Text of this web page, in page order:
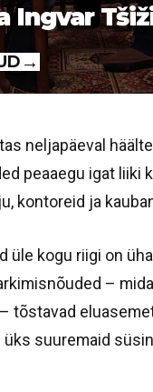
Ingvar
neljapäeval
peaaegu igat liiki
kontoreid ja
üle kogu riigi on
–
tõstavad
suuremaid